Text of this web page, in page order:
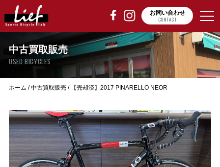
お問い合わせ
CONTACT
中古買取販売
USED BICYCLES
ホーム /中古買取販売/ 【売却済】2017 PINARELLO NEOR